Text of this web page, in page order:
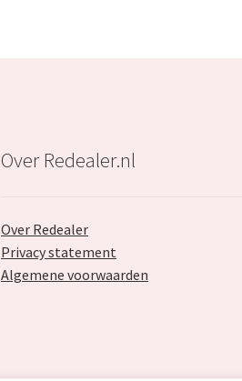
Over Redealer.nl
Over Redealer
Privacy statement
Algemene voorwaarden